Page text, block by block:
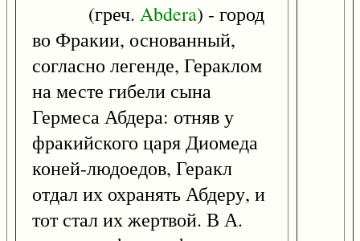
(греч. Abdera) - город
во Фракии, основанный,
согласно легенде, Гераклом
на месте гибели сына
Гермеса Абдера: отняв у
фракийского царя Диомеда
коней-людоедов, Геракл
отдал их охранять Абдеру, и
тот стал их жертвой. В А.